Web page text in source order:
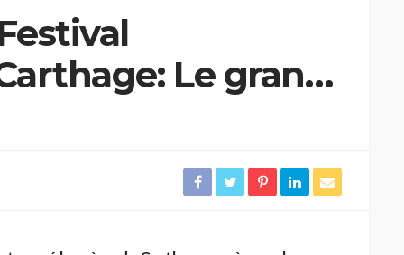
Le grand